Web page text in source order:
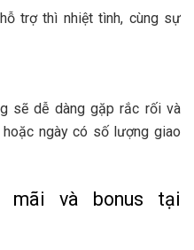
trợ thì nhiệt tình, cùng sự
sẽ dễ dàng gặp rắc rối và
ngày có số lượng giao
mãi và bonus tại